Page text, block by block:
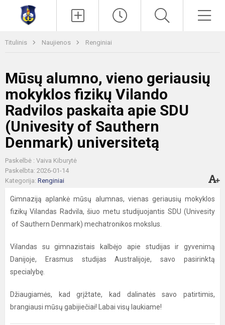
Titulinis Naujienos Renginiai
Mūsų alumno, vieno geriausių
mokyklos fizikų Vilando
Radvilos paskaita apie SDU
(Univesity of Sauthern
Denmark) universitetą
Paskelbė : Vaiva Kiburytė
Paskelbta: 2026-01-14
Kategorija: Renginiai
Gimnaziją aplankė mūsų alumnas, vienas geriausių mokyklos
fizikų Vilandas Radvila, šiuo metu studijuojantis SDU (Univesity
of Sauthern Denmark) mechatronikos mokslus.
Vilandas su gimnazistais kalbėjo apie studijas ir gyvenimą
Danijoje, Erasmus studijas Australijoje, savo pasirinktą
specialybę.
Džiaugiamės, kad grįžtate, kad dalinatės savo patirtimis,
brangiausi mūsų gabijiečiai! Labai visų laukiame!